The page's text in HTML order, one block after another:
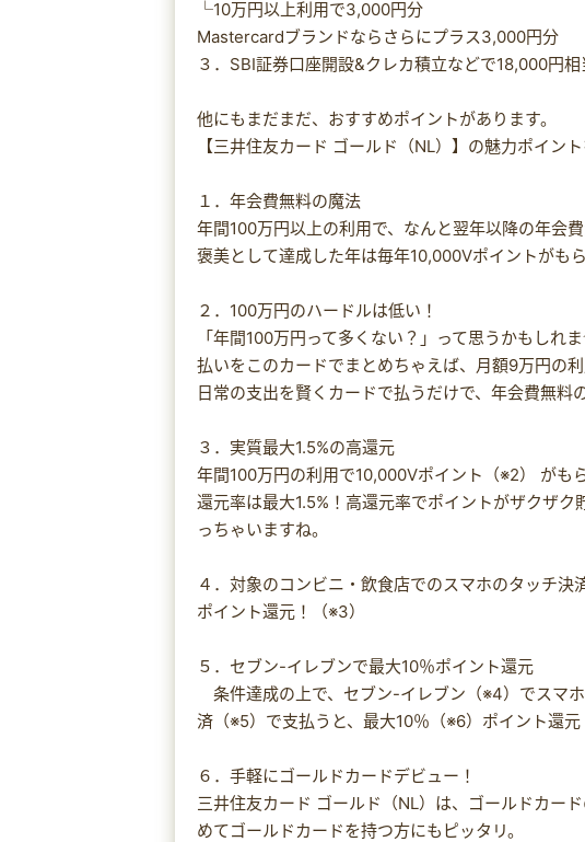
└10万円以上利用で3,000円分
Mastercardブランドならさらにプラス3,000円分
３．SBI証券口座開設&クレカ積立などで18,000円
他にもまだまだ、おすすめポイントがあります。
【三井住友カード ゴールド（NL）】の魅力ポイン
１．年会費無料の魔法
年間100万円以上の利用で、なんと翌年以降の年会
褒美として達成した年は毎年10,000Vポイントがもら
２．100万円のハードルは低い！
「年間100万円って多くない？」って思うかもしれ
払いをこのカードでまとめちゃえば、月額9万円の
日常の支出を賢くカードで払うだけで、年会費無料
３．実質最大1.5%の高還元
年間100万円の利用で10,000Vポイント（※2） がも
還元率は最大1.5%！高還元率でポイントがザクザ
っちゃいますね。
４．対象のコンビニ・飲食店でのスマホのタッチ
ポイント還元！（※3）
５．セブン-イレブンで最大10％ポイント還元
条件達成の上で、セブン-イレブン（※4）でスマ
済（※5）で支払うと、最大10％（※6）ポイント還元
６．手軽にゴールドカードデビュー！
三井住友カード ゴールド（NL）は、ゴールドカー
めてゴールドカードを持つ方にもピッタリ。